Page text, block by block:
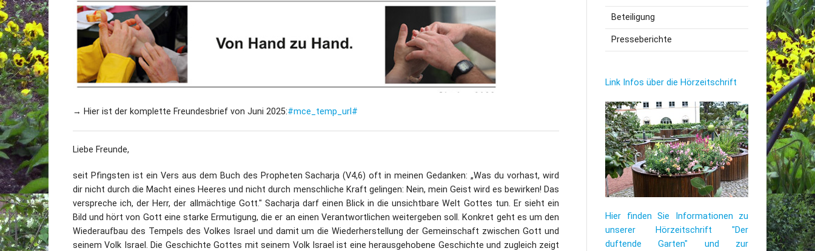
Dufthaus
Gärtnerei
Feste und Veranstaltungen
Veröffentlchungen
Basarverkauf
Öffnungszeiten
→ Hier ist der komplette Freundesbrief von Juni 2025:#mce_temp_url#
Liebe Freunde,
seit Pfingsten ist ein Vers aus dem Buch des Propheten Sacharja (V4,6) oft in meinen Gedanken: „Was du vorhast, wird
dir nicht durch die Macht eines Heeres und nicht durch menschliche Kraft gelingen: Nein, mein Geist wird es bewirken! Das
verspreche ich, der Herr, der allmächtige Gott." Sacharja darf einen Blick in die unsichtbare Welt Gottes tun. Er sieht ein
Bild und hört von Gott eine starke Ermutigung, die er an einen Verantwortlichen weitergeben soll. Konkret geht es um den
Wiederaufbau des Tempels des Volkes Israel und damit um die Wiederherstellung der Gemeinschaft zwischen Gott und
seinem Volk Israel. Die Geschichte Gottes mit seinem Volk Israel ist eine herausgehobene Geschichte und zugleich zeigt
Beteiligung
Presseberichte
Link Infos über die Hörzeitschrift
Hier finden Sie Informationen zu
unserer Hörzeitschrift "Der
duftende Garten" und zur